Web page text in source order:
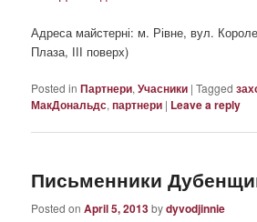
Адреса майстерні: м. Рівне, вул.
Плаза, ІІІ поверх)
Posted in Партнери,Учасники |Tagged
МакДональдс,партнери | Leave a reply
Письменники
Posted onApril 5, 2013bydyvodjinnie